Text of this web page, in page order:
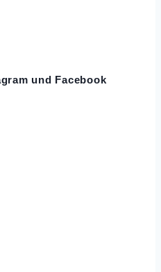
und Facebook